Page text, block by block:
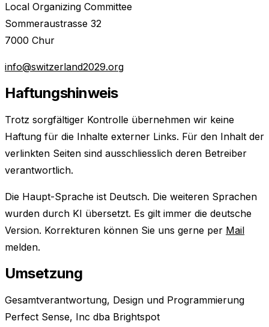
Local Organizing Committee
Sommeraustrasse 32
7000 Chur
info@switzerland2029.org
Haftungshinweis
Trotz sorgfältiger Kontrolle übernehmen wir keine
Haftung für die Inhalte externer Links. Für den Inhalt der
verlinkten Seiten sind ausschliesslich deren Betreiber
verantwortlich.
Die Haupt-Sprache ist Deutsch. Die weiteren Sprachen
wurden durch KI übersetzt. Es gilt immer die deutsche
Version. Korrekturen können Sie uns gerne per Mail
melden.
Umsetzung
Gesamtverantwortung, Design und Programmierung
Perfect Sense, Inc dba Brightspot